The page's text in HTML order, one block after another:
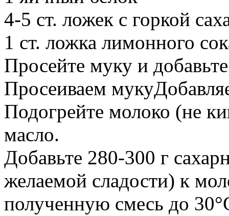
4-5 ст. ложек с горкой
1 ст. ложка лимонного
Просейте муку и
Просеиваем
Подогрейте молоко (не
масло.
Добавьте 280-300 г
желаемой сладости) к
полученную смесь до